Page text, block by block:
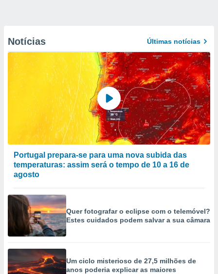
Notícias Últimas notícias
Portugal prepara-se para uma nova subida das
temperaturas: assim será o tempo de 10 a 16 de
agosto
Quer fotografar o eclipse com o telemóvel?
Estes cuidados podem salvar a sua câmara
Um ciclo misterioso de 27,5 milhões de
anos poderia explicar as maiores